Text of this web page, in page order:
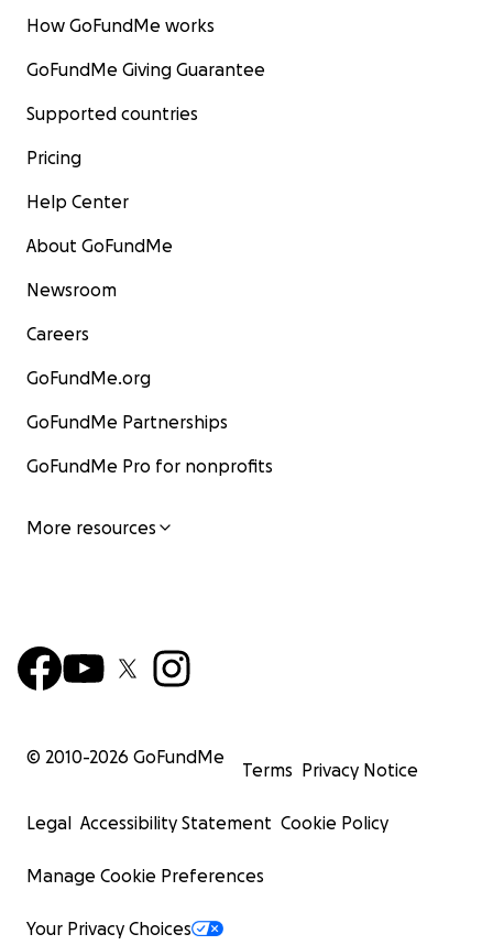
How GoFundMe works
GoFundMe Giving Guarantee
Supported countries
Pricing
Help Center
About GoFundMe
Newsroom
Careers
GoFundMe.org
GoFundMe Partnerships
GoFundMe Pro for nonprofits
More resources
© 2010-2026 GoFundMe
Terms Privacy Notice
Legal Accessibility Statement Cookie Policy
Manage Cookie Preferences
Your Privacy Choices